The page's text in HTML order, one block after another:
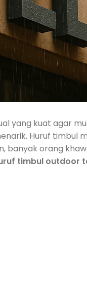
yang kuat agar
Huruf timbul
banyak orang
timbul outdoor